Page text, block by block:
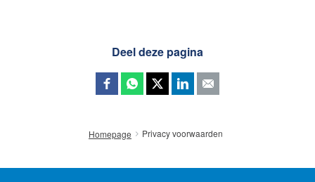
Deel deze pagina
Homepage Privacy voorwaarden